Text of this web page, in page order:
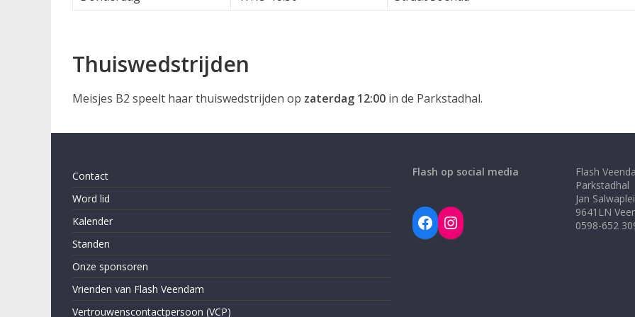
Thuiswedstrijden
Meisjes B2 speelt haar thuiswedstrijden op zaterdag 12:00 in de Parkstadhal.
Contact
Word lid
Kalender
Standen
Onze sponsoren
Vrienden van Flash Veendam
Vertrouwenscontactpersoon (VCP)
Flash op social media
Facebook
Instagram
Flash
Parkstadhal
Jan
9641LN
0598-652